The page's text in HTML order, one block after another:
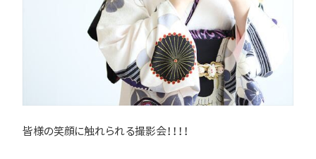
皆様の笑顔に触れられる撮影会！！！！